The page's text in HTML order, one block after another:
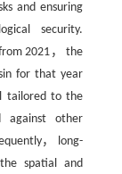
and ensuring
security.
2021， the
for that year
tailored to the
against other
， long-
spatial and